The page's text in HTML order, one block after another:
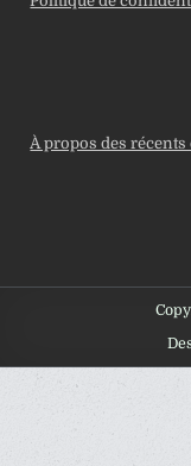
À propos des